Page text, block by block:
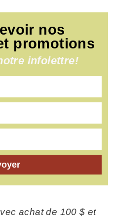
nos
promotions
infolettre!
achat de 100 $ et